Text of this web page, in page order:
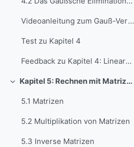
Videoanleitung zum Gauß-Verfahren
Test zu Kapitel 4
Feedback zu Kapitel 4: Lineare Gleichungssysteme
Einklappen Kapitel 5: Rechnen mit Matrizen
5.1 Matrizen
5.2 Multiplikation von Matrizen
5.3 Inverse Matrizen